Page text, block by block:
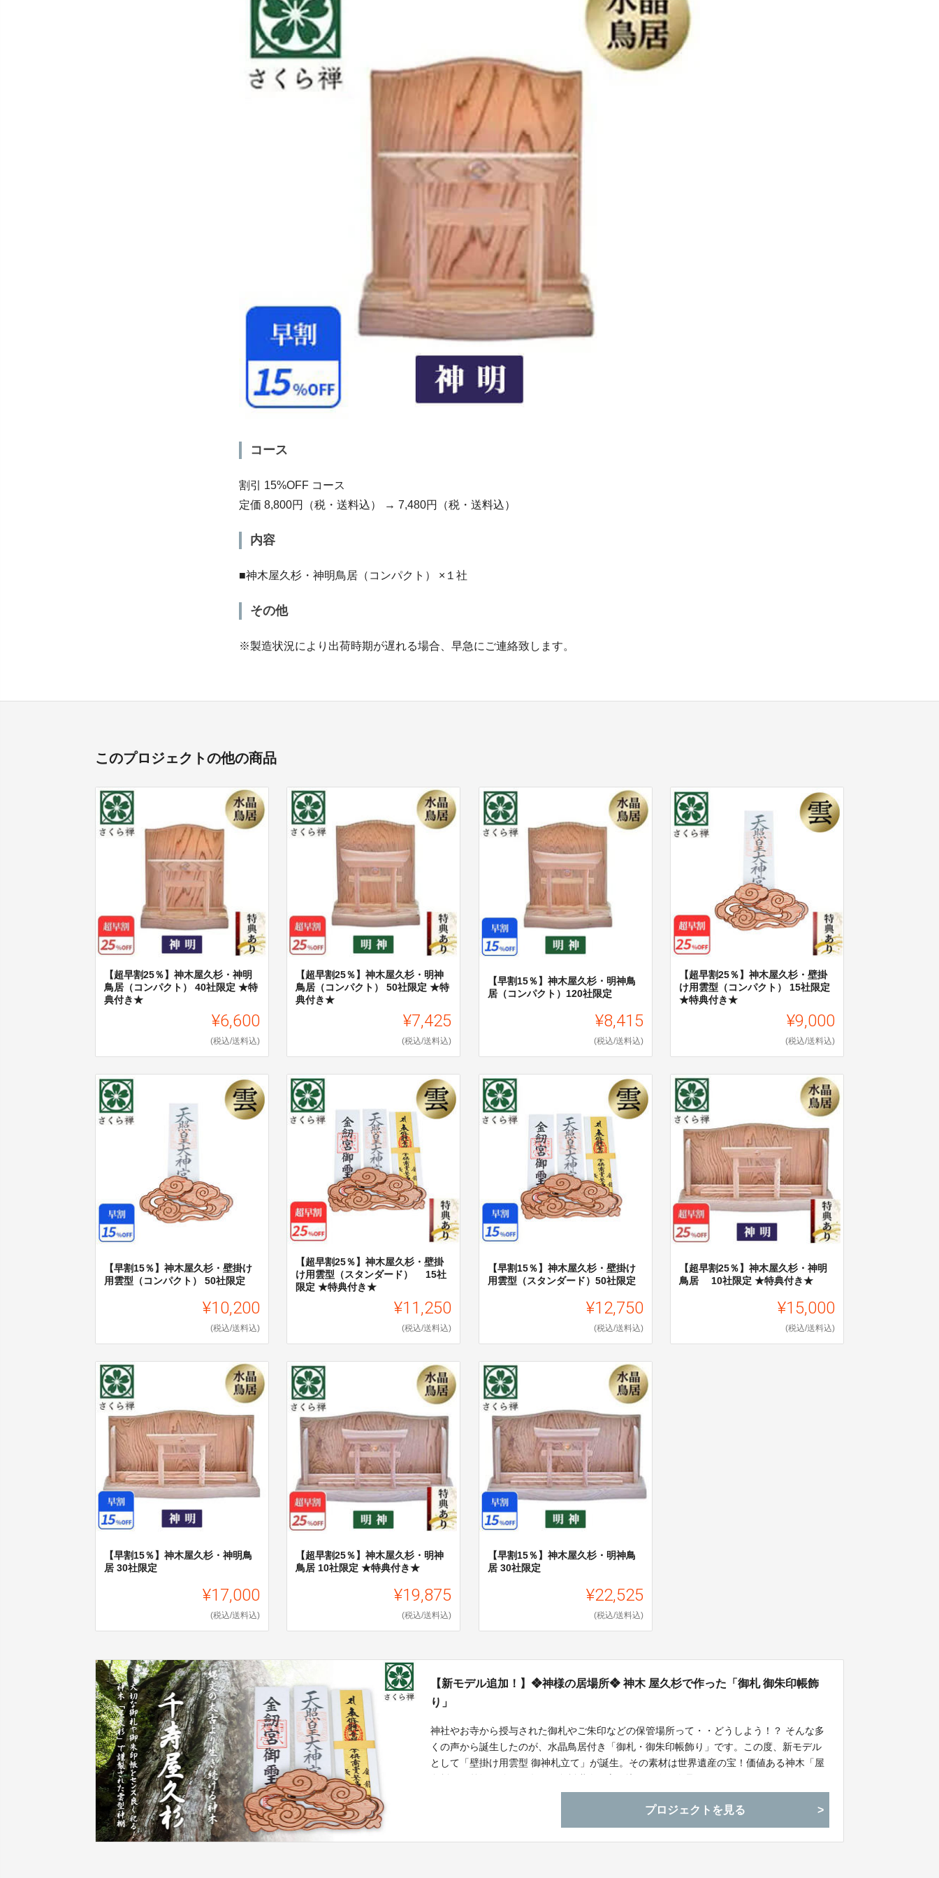
コース
割引 15%OFF コース
定価 8,800円（税・送料込） → 7,480円（税・送料込）
内容
■神木屋久杉・神明鳥居（コンパクト） ×１社
その他
※製造状況により出荷時期が遅れる場合、早急にご連絡致します。
このプロジェクトの他の商品
【超早割25％】神木屋久杉・神明
鳥居（コンパクト） 40社限定 ★特
典付き★
¥6,600
(税込/送料込)
【超早割25％】神木屋久杉・明神
鳥居（コンパクト） 50社限定 ★特
典付き★
¥7,425
(税込/送料込)
【早割15％】神木屋久杉・明神鳥
居（コンパクト）120社限定
¥8,415
(税込/送料込)
【超早割25％】神木屋久杉・壁掛
け用雲型（コンパクト） 15社限定
★特典付き★
¥9,000
(税込/送料込)
【早割15％】神木屋久杉・壁掛け
用雲型（コンパクト） 50社限定
¥10,200
(税込/送料込)
【超早割25％】神木屋久杉・壁掛
け用雲型（スタンダード） 15社
限定 ★特典付き★
¥11,250
(税込/送料込)
【早割15％】神木屋久杉・壁掛け
用雲型（スタンダード）50社限定
¥12,750
(税込/送料込)
【超早割25％】神木屋久杉・神明
鳥居 10社限定 ★特典付き★
¥15,000
(税込/送料込)
【早割15％】神木屋久杉・神明鳥
居 30社限定
¥17,000
(税込/送料込)
【超早割25％】神木屋久杉・明神
鳥居 10社限定 ★特典付き★
¥19,875
(税込/送料込)
【早割15％】神木屋久杉・明神鳥
居 30社限定
¥22,525
(税込/送料込)
【新モデル追加！】❖神様の居場所❖ 神木 屋久杉で作った「御札 御朱印帳飾
り」
神社やお寺から授与された御札やご朱印などの保管場所って・・どうしよう！？ そんな多
くの声から誕生したのが、水晶鳥居付き「御札・御朱印帳飾り」です。この度、新モデル
として「壁掛け用雲型 御神札立て」が誕生。その素材は世界遺産の宝！価値ある神木「屋
プロジェクトを見る